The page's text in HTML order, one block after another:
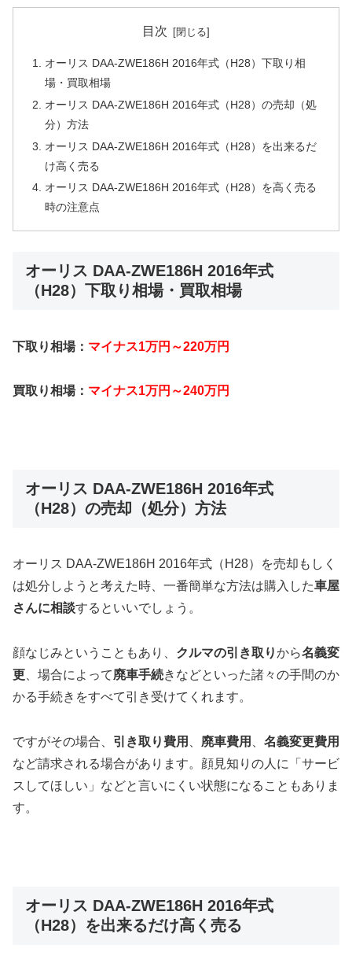
目次
オーリス DAA-ZWE186H 2016年式（H28）下取り相
場・買取相場
オーリス DAA-ZWE186H 2016年式（H28）の売却（処
分）方法
オーリス DAA-ZWE186H 2016年式（H28）を出来るだ
け高く売る
オーリス DAA-ZWE186H 2016年式（H28）を高く売る
時の注意点
オーリス DAA-ZWE186H 2016年式
（H28）下取り相場・買取相場
下取り相場： マイナス1万円～220万円
買取り相場： マイナス1万円～240万円
オーリス DAA-ZWE186H 2016年式
（H28）の売却（処分）方法
オーリス DAA-ZWE186H 2016年式（H28）を売却もしく
は処分しようと考えた時、一番簡単な方法は購入した車屋
さんに相談するといいでしょう。
顔なじみということもあり、 クルマの引き取りから名義変
更 、場合によって廃車手続きなどといった諸々の手間のか
かる手続きをすべて引き受けてくれます。
ですがその場合、 引き取り費用 廃車費用
名義変更費用
など請求される場合があります。顔見知りの人に「サービ
スしてほしい」などと言いにくい状態になることもありま
す。
オーリス DAA-ZWE186H 2016年式
（H28）を出来るだけ高く売る